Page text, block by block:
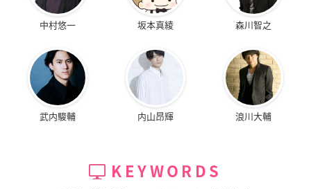
中村悠一 坂本真綾 森川智之
武内駿輔 内山昂輝 浪川大輔
KEYWORDS